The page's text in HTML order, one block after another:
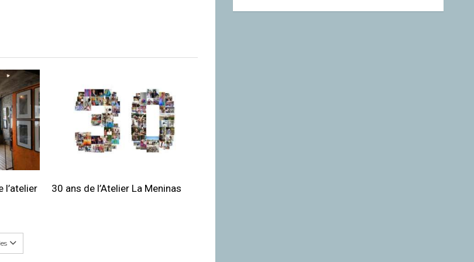
l’atelier
30 ans de l’Atelier La Meninas